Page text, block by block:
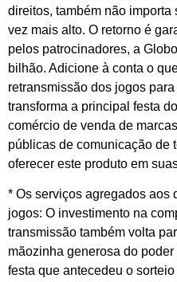
direitos, também não importa
vez mais alto. O retorno é
pelos patrocinadores, a
bilhão. Adicione à conta o
retransmissão dos jogos
transforma a principal festa
comércio de venda de
públicas de comunicação de
oferecer este produto em
* Os serviços agregados aos
jogos: O investimento na
transmissão também volta
mãozinha generosa do
festa que antecedeu o